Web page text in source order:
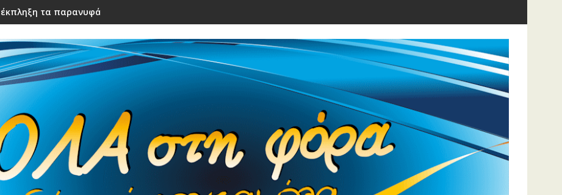
τα παρανυφάκια του γάμου τους – Μόλις τα είδε η νύφη έβαλε τα κλάματα!